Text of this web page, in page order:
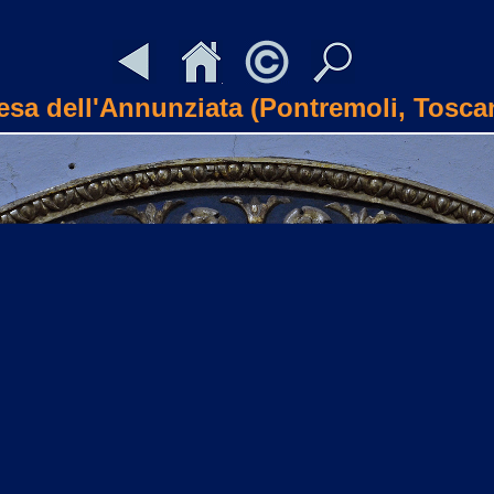
dell'Annunziata (Pontremoli,